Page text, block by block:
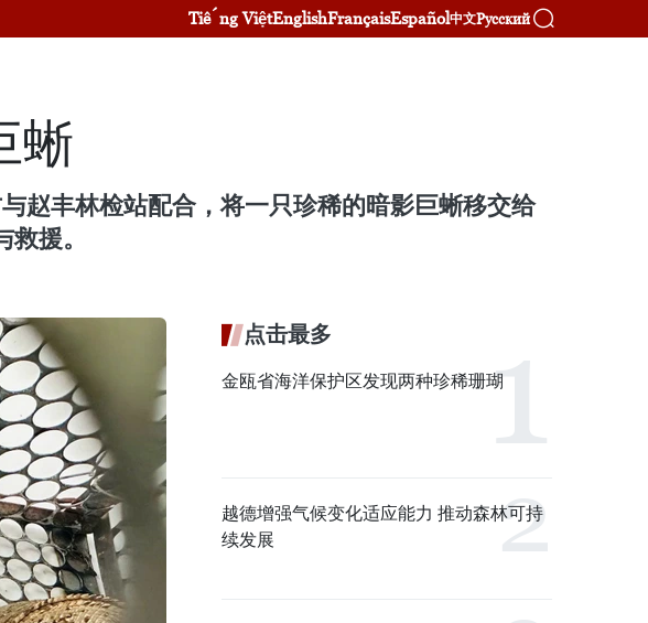
Tiếng ViệtEnglishFrançaisEspañol中文Русский
蜥
赵丰林检站配合，将一只珍稀的暗影巨蜥移交给
援。
点击最多
金瓯省海洋保护区发现两种珍稀珊瑚
越德增强气候变化适应能力 推动森林可持
续发展